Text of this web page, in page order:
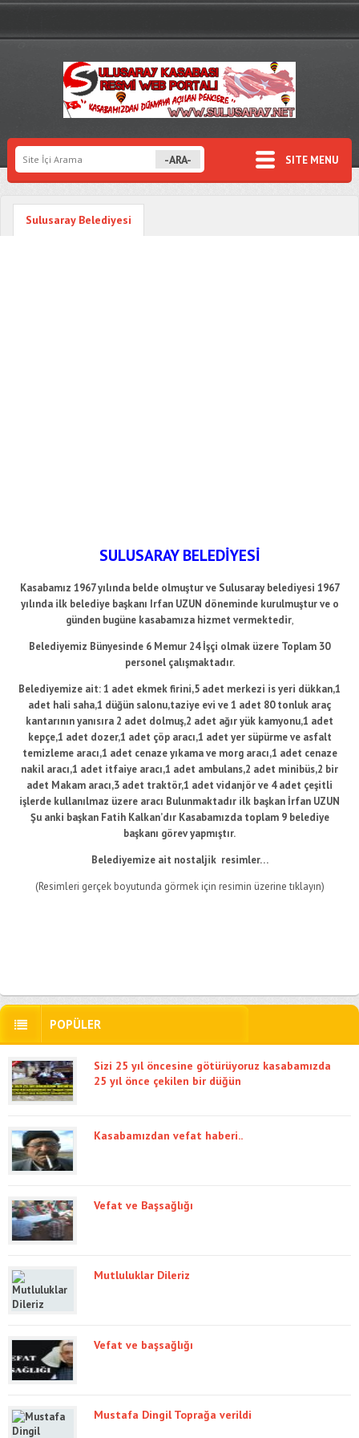
SITE MENU
Sulusaray Belediyesi
SULUSARAY BELEDİYESİ
Kasabamız 1967 yılında belde olmuştur ve Sulusaray belediyesi 1967
yılında ilk belediye başkanı Irfan UZUN döneminde kurulmuştur ve o
günden bugüne kasabamıza hizmet vermektedir,
Belediyemiz Bünyesinde 6 Memur 24 İşçi olmak üzere Toplam 30
personel çalışmaktadır.
Belediyemize ait: 1 adet ekmek firini,5 adet merkezi is yeri dükkan,1
adet hali saha,1 düğün salonu,taziye evi ve 1 adet 80 tonluk araç
kantarının yanısıra 2 adet dolmuş,2 adet ağır yük kamyonu,1 adet
kepçe,1 adet dozer,1 adet çöp aracı,1 adet yer süpürme ve asfalt
temizleme aracı,1 adet cenaze yıkama ve morg aracı,1 adet cenaze
nakil aracı,1 adet itfaiye aracı,1 adet ambulans,2 adet minibüs,2 bir
adet Makam aracı,3 adet traktör,1 adet vidanjör ve 4 adet çeşitli
işlerde kullanılmaz üzere aracı Bulunmaktadır ilk başkan İrfan UZUN
Şu anki başkan Fatih Kalkan’dır Kasabamızda toplam 9 belediye
başkanı görev yapmıştır.
Belediyemize ait nostaljik resimler…
(Resimleri gerçek boyutunda görmek için resimin üzerine tıklayın)
POPÜLER
Sizi 25 yıl öncesine götürüyoruz kasabamızda
25 yıl önce çekilen bir düğün
Kasabamızdan vefat haberi..
Vefat ve Başsağlığı
Mutluluklar Dileriz
Vefat ve başsağlığı
Mustafa Dingil Toprağa verildi